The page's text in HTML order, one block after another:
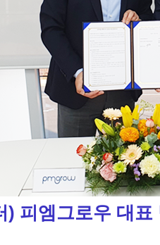
) 피엠그로우 대